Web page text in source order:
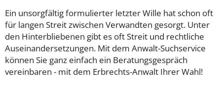
Ein unsorgfältig formulierter letzter Wille hat schon oft
für langen Streit zwischen Verwandten gesorgt. Unter
den Hinterbliebenen gibt es oft Streit und rechtliche
Auseinandersetzungen. Mit dem Anwalt-Suchservice
können Sie ganz einfach ein Beratungsgespräch
vereinbaren - mit dem Erbrechts-Anwalt Ihrer Wahl!